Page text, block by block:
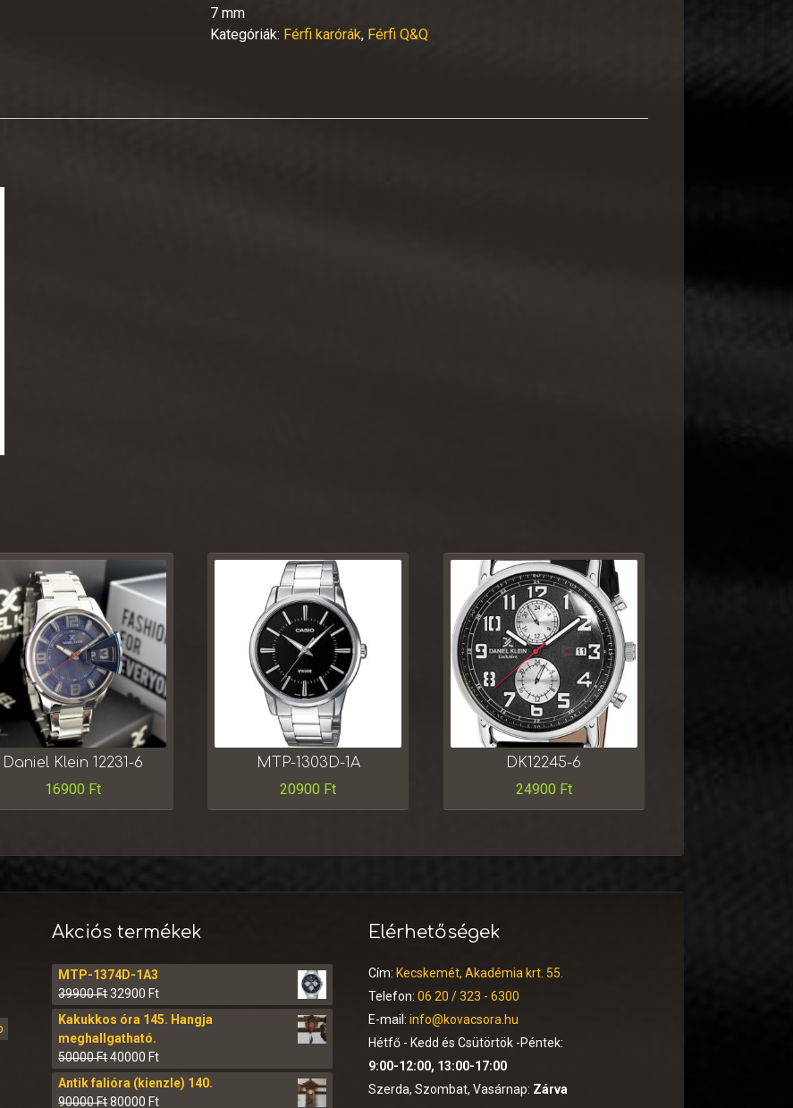
7 mm
Kategóriák: Férfi karórák, Férfi Q&Q
Daniel Klein 12231-6
16900 Ft
MTP-1303D-1A
20900 Ft
DK12245-6
24900 Ft
Akciós termékek
MTP-1374D-1A3
39900Ft32900 Ft
Kakukkos óra 145. Hangja
meghallgatható.
50000Ft40000 Ft
Antik falióra (kienzle) 140.
90000Ft80000 Ft
Elérhetőségek
Cím: Kecskemét, Akadémia krt. 55.
Telefon: 06 20 / 323 - 6300
E-mail: info@kovacsora.hu
Hétfő - Kedd és Csütörtök -Péntek:
9:00-12:00, 13:00-17:00
Szerda, Szombat, Vasárnap: Zárva